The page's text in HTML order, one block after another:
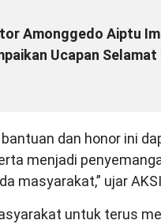
Amonggedo Aiptu
Ucapan
dan honor ini
menjadi
masyarakat,” ujar
untuk terus